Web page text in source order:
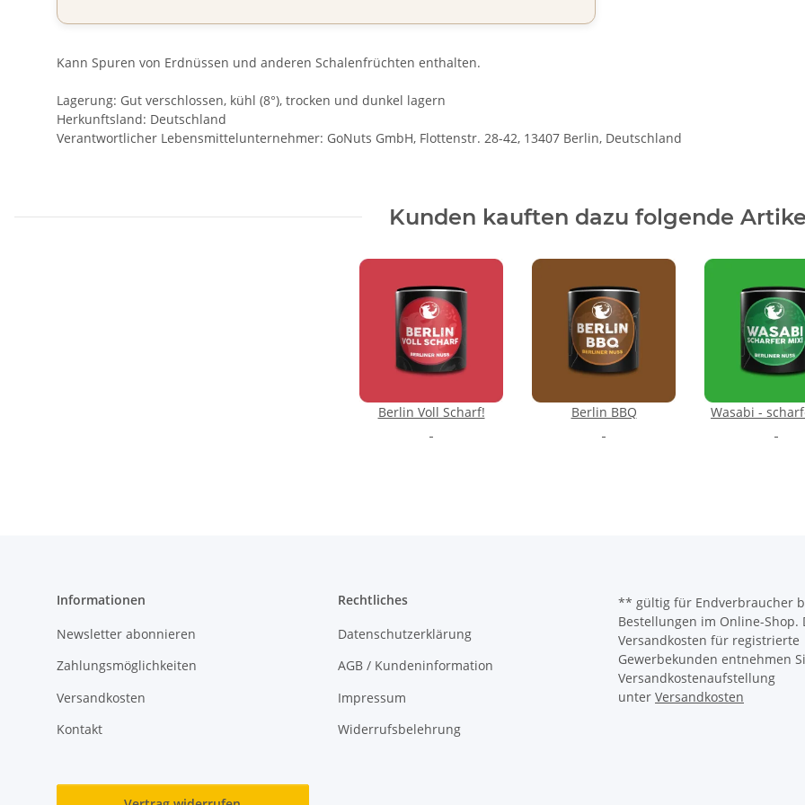
Kann Spuren von Erdnüssen und anderen Schalenfrüchten enthalten.
Lagerung: Gut verschlossen, kühl (8°), trocken und dunkel lagern
Herkunftsland: Deutschland
Verantwortlicher Lebensmittelunternehmer: GoNuts GmbH, Flottenstr. 28-42, 13407 Berlin, Deutschland
Kunden kauften dazu folgende
Berlin Voll Scharf! Berlin BBQ Wasabi -
Informationen
Newsletter abonnieren
Zahlungsmöglichkeiten
Versandkosten
Kontakt
Rechtliches
Datenschutzerklärung
AGB / Kundeninformation
Impressum
Widerrufsbelehrung
** gültig für Endverbraucher
Bestellungen im Online-Shop.
Versandkosten für registrierte
Gewerbekunden entnehmen
Versandkostenaufstellung
unter Versandkosten